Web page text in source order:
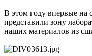
В этом году впервые на
представили зону
наших материалов из